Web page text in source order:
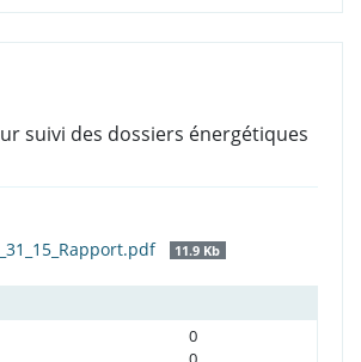
suivi des dossiers énergétiques
11.9 Kb
0